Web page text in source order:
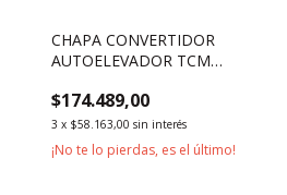
CHAPA CONVERTIDOR
AUTOELEVADOR TCM
$174.489,00
3 x $58.163,00 sin interés
¡No te lo pierdas, es el último!